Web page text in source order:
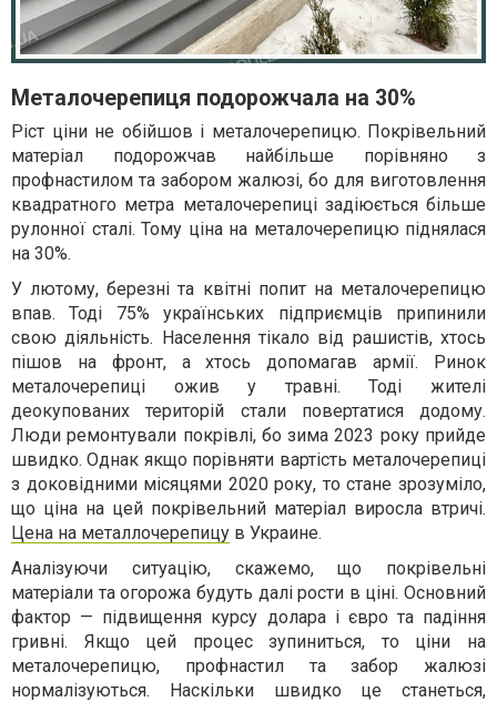
Металочерепиця подорожчала на 30%
Ріст ціни не обійшов і металочерепицю. Покрівельний
матеріал подорожчав найбільше порівняно з
профнастилом та забором жалюзі, бо для виготовлення
квадратного метра металочерепиці задіюється більше
рулонної сталі. Тому ціна на металочерепицю піднялася
на 30%.
У лютому, березні та квітні попит на металочерепицю
впав. Тоді 75% українських підприємців припинили
свою діяльність. Населення тікало від рашистів, хтось
пішов на фронт, а хтось допомагав армії. Ринок
металочерепиці ожив у травні. Тоді жителі
деокупованих територій стали повертатися додому.
Люди ремонтували покрівлі, бо зима 2023 року прийде
швидко. Однак якщо порівняти вартість металочерепиці
з доковідними місяцями 2020 року, то стане зрозуміло,
що ціна на цей покрівельний матеріал виросла втричі.
Цена на металлочерепицу в Украине.
Аналізуючи ситуацію, скажемо, що покрівельні
матеріали та огорожа будуть далі рости в ціні. Основний
фактор — підвищення курсу долара і євро та падіння
гривні. Якщо цей процес зупиниться, то ціни на
металочерепицю, профнастил та забор жалюзі
нормалізуються. Наскільки швидко це станеться,